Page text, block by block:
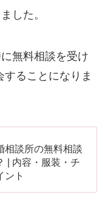
した。
無料相談を受け
ることになりま
相談所の無料相談
| 内容・服装・チ
ント